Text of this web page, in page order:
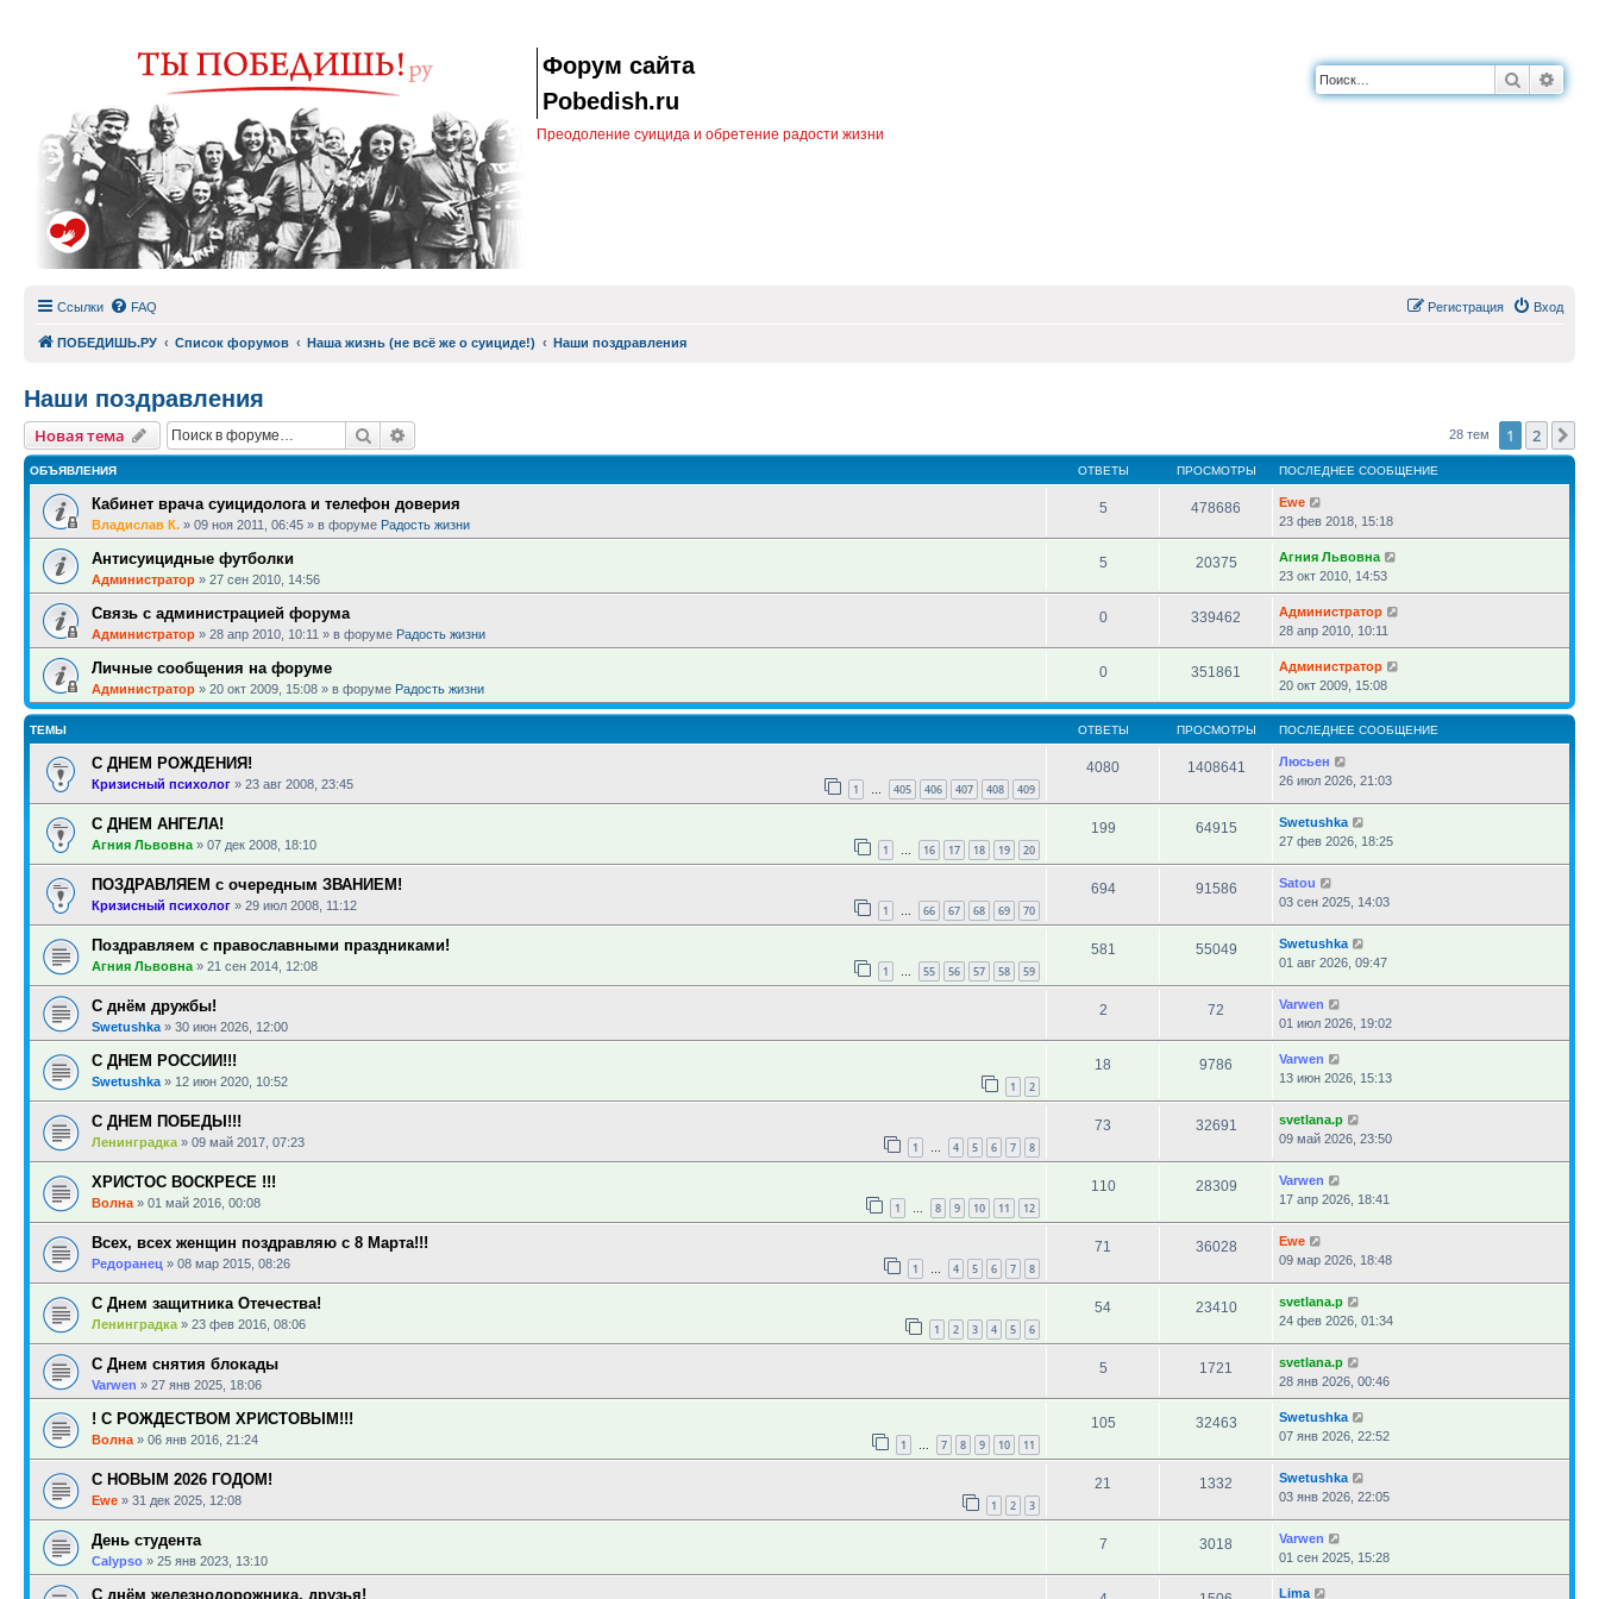
Форум сайта
Pobedish.ru
Преодоление суицида и обретение радости жизни
Поиск
Ссылки FAQ Вход
Регистрация
ПОБЕДИШЬ.РУ Список форумов Наша жизнь (не всё же о суициде!) Наши поздравления
Наши поздравления
Новая тема Поиск 28 тем 1 2
ОБЪЯВЛЕНИЯ ОТВЕТЫ ПРОСМОТРЫ ПОСЛЕДНЕЕ СООБЩЕНИЕ
Кабинет врача суицидолога и телефон доверия
Владислав К. » 09 ноя 2011, 06:45 » в форуме Радость жизни
5 478686
Ewe
23 фев 2018, 15:18
Антисуицидные футболки
Администратор » 27 сен 2010, 14:56
5 20375
Агния Львовна
23 окт 2010, 14:53
Связь с администрацией форума
Администратор » 28 апр 2010, 10:11 » в форуме Радость жизни
0 339462
Администратор
28 апр 2010, 10:11
Личные сообщения на форуме
Администратор » 20 окт 2009, 15:08 » в форуме Радость жизни
0 351861
Администратор
20 окт 2009, 15:08
ТЕМЫ ОТВЕТЫ ПРОСМОТРЫ ПОСЛЕДНЕЕ СООБЩЕНИЕ
С ДНЕМ РОЖДЕНИЯ!
Кризисный психолог » 23 авг 2008, 23:45 1 … 405 406 407 408 409
4080 1408641
Люсьен
26 июл 2026, 21:03
С ДНЕМ АНГЕЛА!
Агния Львовна » 07 дек 2008, 18:10 1 … 16 17 18 19 20
199 64915
Swetushka
27 фев 2026, 18:25
ПОЗДРАВЛЯЕМ с очередным ЗВАНИЕМ!
Кризисный психолог » 29 июл 2008, 11:12 1 … 66 67 68 69 70
694 91586
Satou
03 сен 2025, 14:03
Поздравляем с православными праздниками!
Агния Львовна » 21 сен 2014, 12:08 1 … 55 56 57 58 59
581 55049
Swetushka
01 авг 2026, 09:47
С днём дружбы!
Swetushka » 30 июн 2026, 12:00
2 72
Varwen
01 июл 2026, 19:02
С ДНЕМ РОССИИ!!!
Swetushka » 12 июн 2020, 10:52 1 2
18 9786
Varwen
13 июн 2026, 15:13
С ДНЕМ ПОБЕДЫ!!!
Ленинградка » 09 май 2017, 07:23 1 … 4 5 6 7 8
73 32691
svetlana.p
09 май 2026, 23:50
ХРИСТОС ВОСКРЕСЕ !!!
Волна » 01 май 2016, 00:08 1 … 8 9 10 11 12
110 28309
Varwen
17 апр 2026, 18:41
Всех, всех женщин поздравляю с 8 Марта!!!
Редоранец » 08 мар 2015, 08:26 1 … 4 5 6 7 8
71 36028
Ewe
09 мар 2026, 18:48
С Днем защитника Отечества!
Ленинградка » 23 фев 2016, 08:06 1 2 3 4 5 6
54 23410
svetlana.p
24 фев 2026, 01:34
С Днем снятия блокады
Varwen » 27 янв 2025, 18:06
5 1721
svetlana.p
28 янв 2026, 00:46
! С РОЖДЕСТВОМ ХРИСТОВЫМ!!!
Волна » 06 янв 2016, 21:24 1 … 7 8 9 10 11
105 32463
Swetushka
07 янв 2026, 22:52
С НОВЫМ 2026 ГОДОМ!
Ewe » 31 дек 2025, 12:08 1 2 3
21 1332
Swetushka
03 янв 2026, 22:05
День студента
Calypso » 25 янв 2023, 13:10
7 3018
Varwen
01 сен 2025, 15:28
С днём железнодорожника, друзья!
Lima